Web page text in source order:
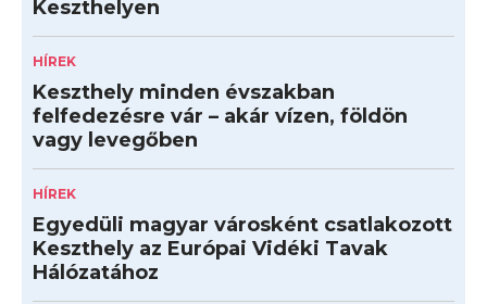
Keszthelyen
HÍREK
Keszthely minden évszakban
felfedezésre vár – akár vízen, földön
vagy levegőben
HÍREK
Egyedüli magyar városként csatlakozott
Keszthely az Európai Vidéki Tavak
Hálózatához